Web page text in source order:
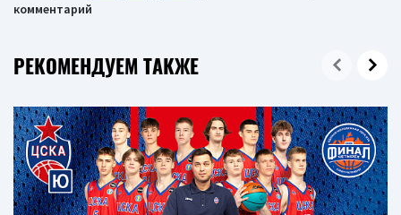
комментарий
РЕКОМЕНДУЕМ ТАКЖЕ